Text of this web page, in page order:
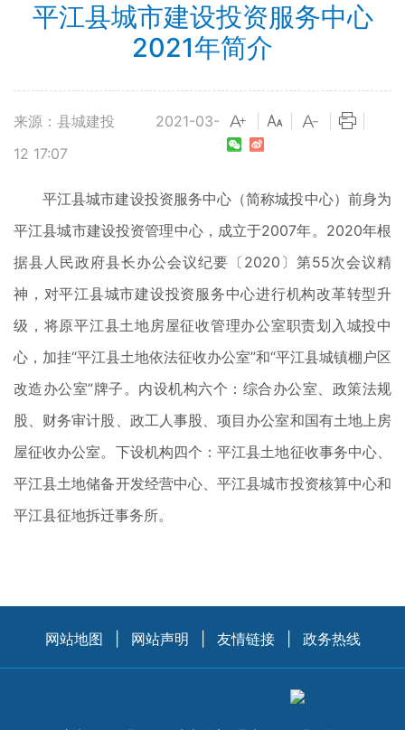
平江县城市建设投资服务中心
2021年简介
来源：县城建投
2021-03-
12 17:07
平江县城市建设投资服务中心（简称城投中心）前身为
平江县城市建设投资管理中心，成立于2007年。2020年根
据县人民政府县长办公会议纪要〔2020〕第55次会议精
神，对平江县城市建设投资服务中心进行机构改革转型升
级，将原平江县土地房屋征收管理办公室职责划入城投中
心，加挂“平江县土地依法征收办公室”和“平江县城镇棚户区
改造办公室”牌子。内设机构六个：综合办公室、政策法规
股、财务审计股、政工人事股、项目办公室和国有土地上房
屋征收办公室。下设机构四个：平江县土地征收事务中心、
平江县土地储备开发经营中心、平江县城市投资核算中心和
平江县征地拆迁事务所。
网站地图 网站声明 友情链接 政务热线